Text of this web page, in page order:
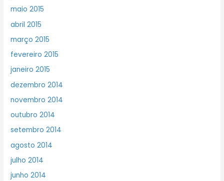
maio 2015
abril 2015
março 2015
fevereiro 2015
janeiro 2015
dezembro 2014
novembro 2014
outubro 2014
setembro 2014
agosto 2014
julho 2014
junho 2014